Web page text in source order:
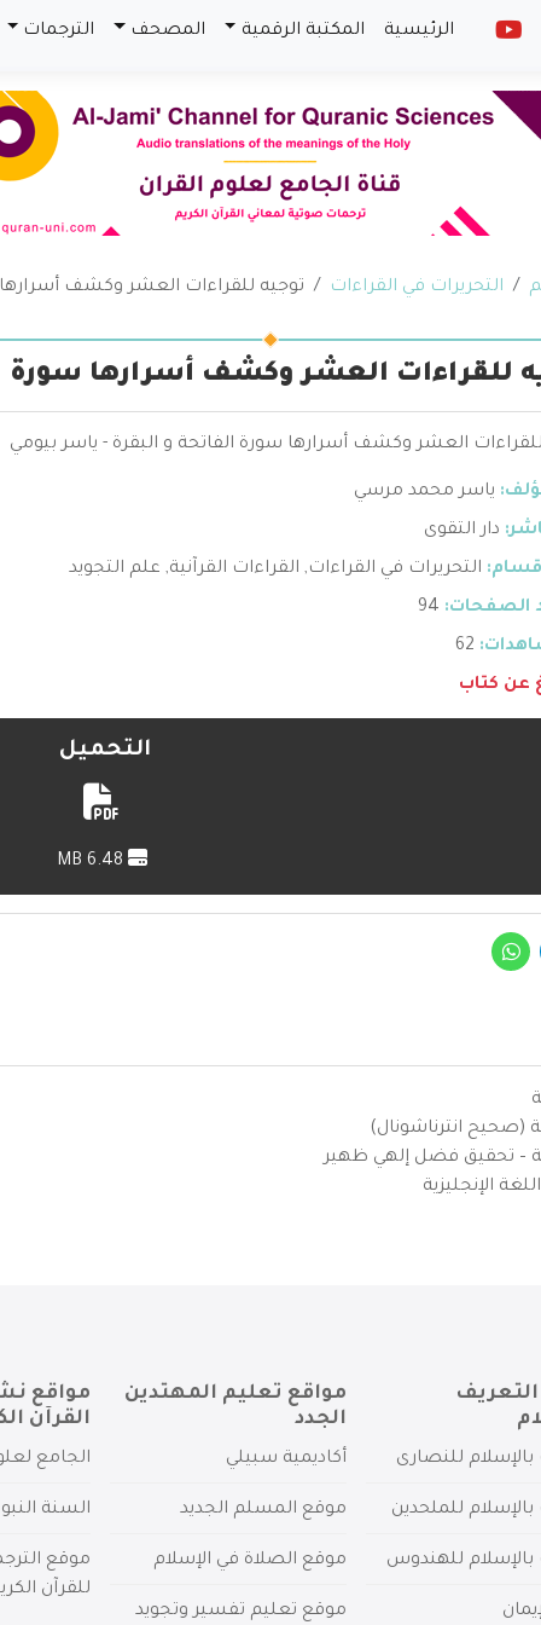
الرئيسية المكتبة الرقمية المصحف الترجمات
التحريرات في القراءات توجيه للقراءات العشر وكشف أسرارها
للقراءات العشر وكشف أسرارها سورة
العشر وكشف أسرارها سورة الفاتحة و البقرة - ياسر بيومي
ياسر محمد مرسي
دار التقوى
التحريرات في القراءات, القراءات القرآنية, علم التجويد
الصفحات: 94
عن كتاب
التحميل
(صحيح انترناشونال)
– تحقيق فضل إلهي ظهير
الإنجليزية
بالإسلام للنصارى
للملحدين
بالإسلام للهندوس
مواقع تعليم المهتدين
الجدد
أكاديمية سبيلي
موقع المسلم الجديد
موقع الصلاة في الإسلام
موقع تعليم تفسير وتجويد
مواقع
القرآن
الجامع
السنة
موقع
للقرآن